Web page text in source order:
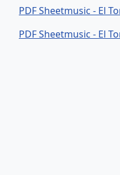
PDF Sheetmusic - El
PDF Sheetmusic - El